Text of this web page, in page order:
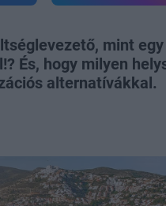
mint egy
És, hogy milyen
alternatívákkal.